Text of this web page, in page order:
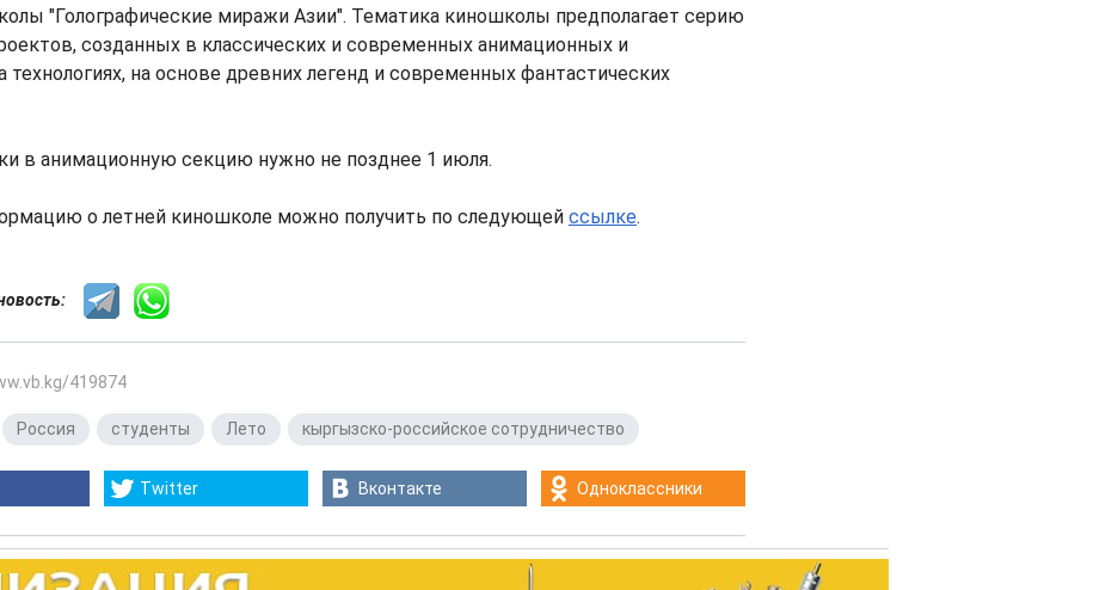
"Голографические миражи Азии". Тематика киношколы предполагает серию
созданных в классических и современных анимационных и
технологиях, на основе древних легенд и современных фантастических
в анимационную секцию нужно не позднее 1 июля.
о летней киношколе можно получить по следующей ссылке.
419874
Россия студенты Лето кыргызско-российское сотрудничество
Twitter Вконтакте Одноклассники